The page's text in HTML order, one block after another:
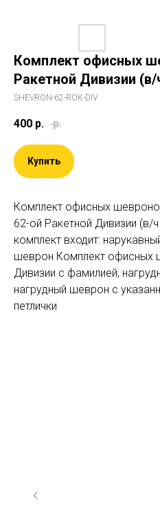
Комплект офисных
Ракетной Дивизии (в/
SHEVRON-62-ROK-DIV
400 р. р.
Купить
Комплект офисных
62-ой Ракетной Дивизии (в/
комплект входит:
шеврон Комплект офисных
Дивизии c фамилией,
нагрудный шеврон с
петлички